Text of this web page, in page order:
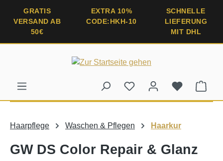
springen
GRATIS
VERSAND AB
50€
EXTRA 10%
CODE:HKH-10
SCHNELLE
LIEFERUNG
MIT DHL
Haarpflege Waschen & Pflegen Haarkur
GW DS Color Repair & Glanz